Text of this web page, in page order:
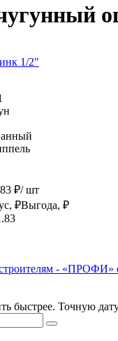
₽/ шт
₽Выгода, ₽
- «ПРОФИ»
быстрее. Точную